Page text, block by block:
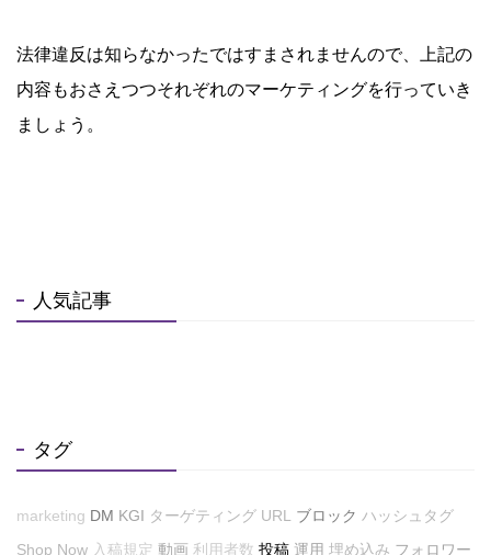
法律違反は知らなかったではすまされませんので、上記の
内容もおさえつつそれぞれのマーケティングを行っていき
ましょう。
人気記事
タグ
marketing DM KGI ターゲティング URL ブロック ハッシュタグ
Shop Now 入稿規定 動画 利用者数 投稿 運用 埋め込み フォロワー